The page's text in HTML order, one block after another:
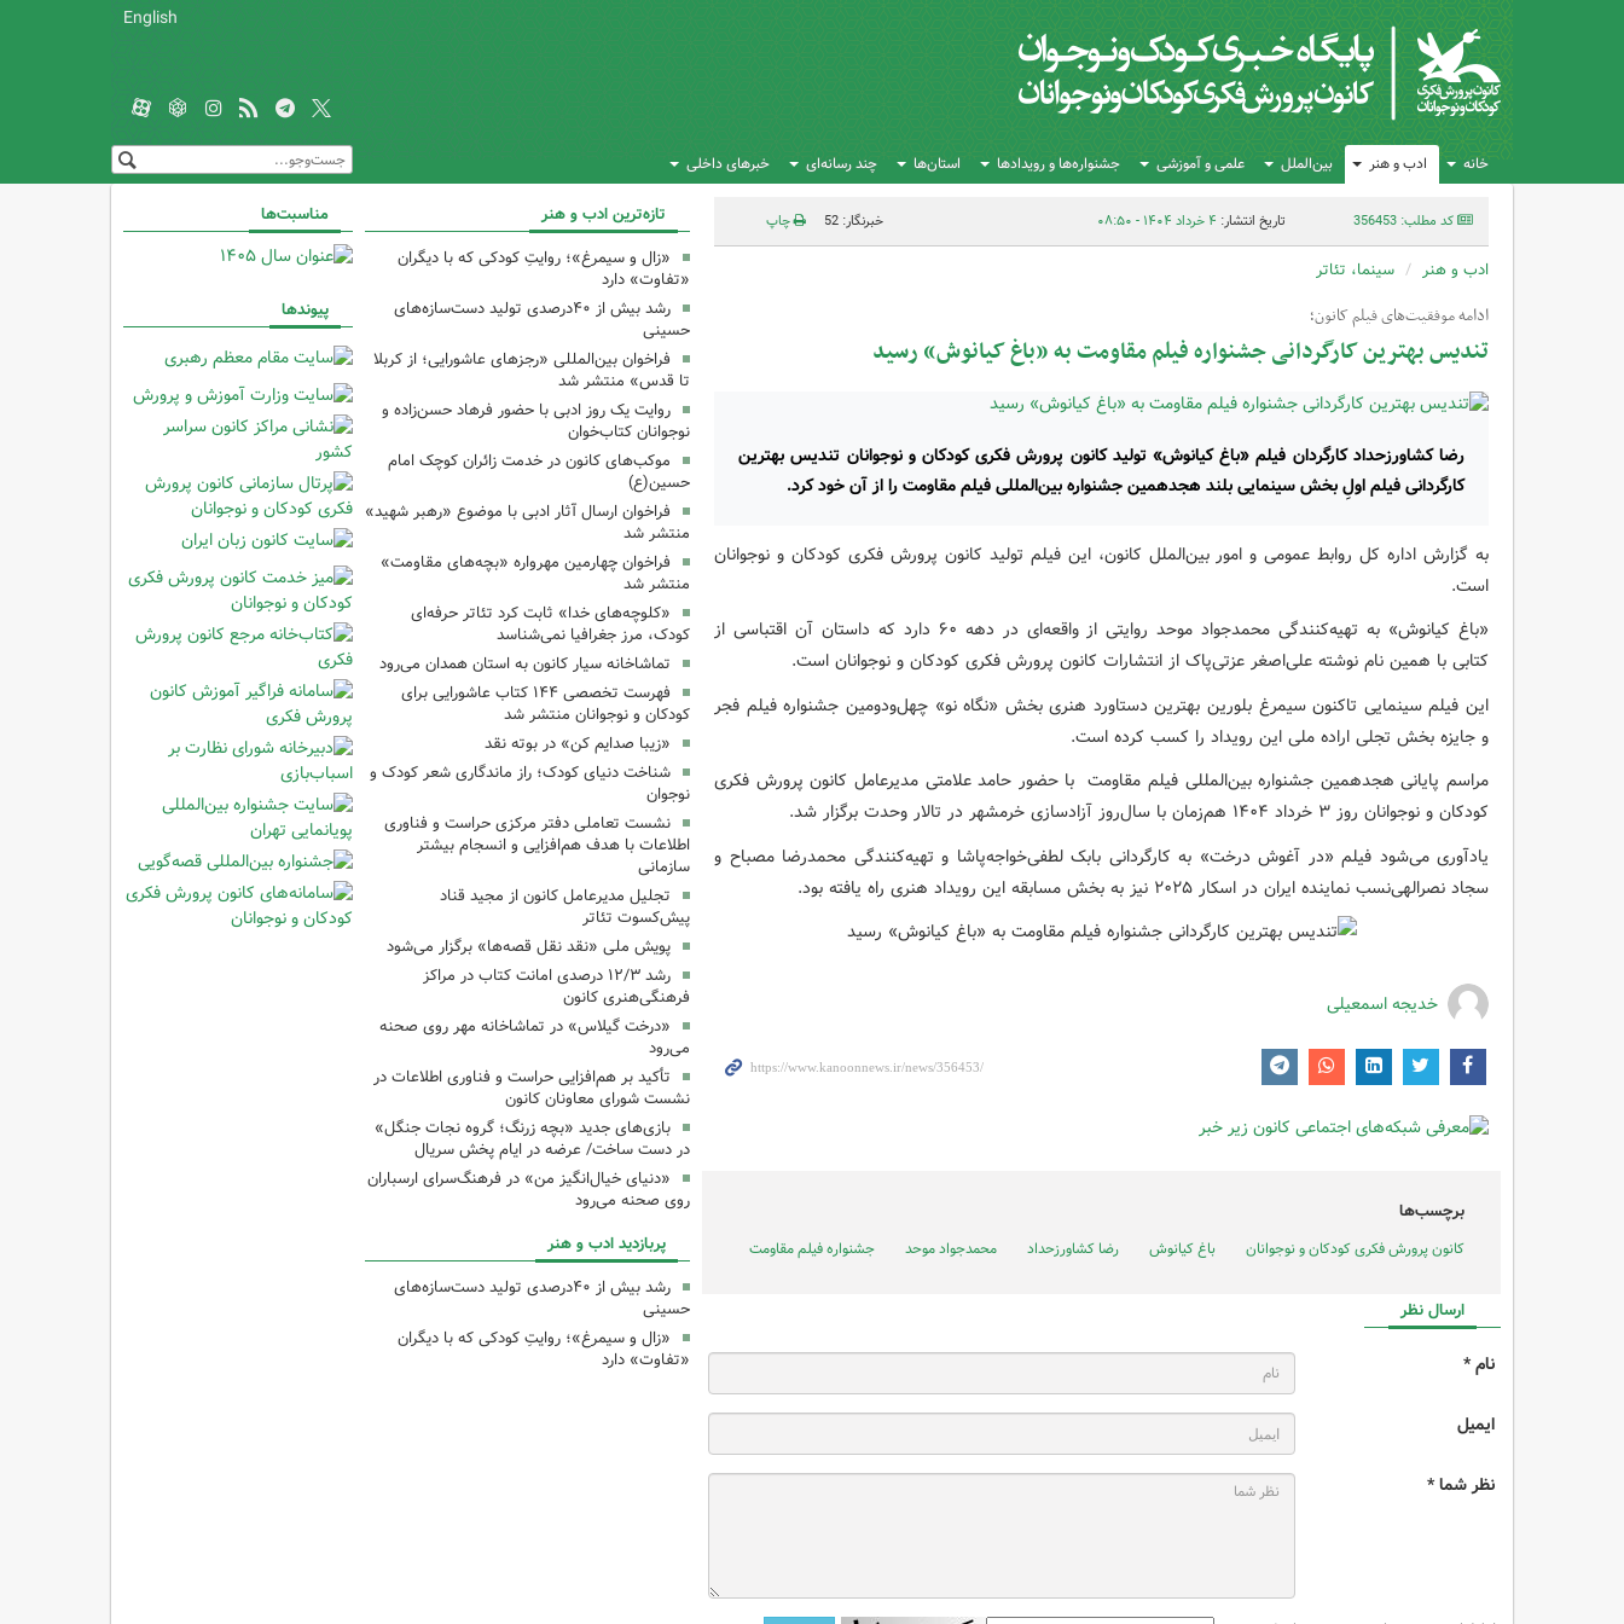
English
خانه ادب و هنر بین‌الملل علمی و آموزشی جشنواره‌ها و رویدادها استان‌ها چند رسانه‌ای خبرهای داخلی
کد مطلب: 356453 تاریخ انتشار: ۴ خرداد ۱۴۰۴ - ۰۸:۵۰ خبرنگار: 52 چاپ
ادب و هنر سینما، تئاتر
ادامه موفقیت‌های فیلم کانون؛
تندیس بهترین کارگردانی جشنواره فیلم مقاومت به «باغ کیانوش» رسید
رضا کشاورزحداد کارگردان فیلم «باغ کیانوش» تولید کانون پرورش فکری کودکان و نوجوانان تندیس بهترین
کارگردانی فیلم‌ اولِ بخش سینمایی بلند هجدهمین جشنواره بین‌المللی فیلم مقاومت را از آن خود کرد.
به گزارش اداره کل روابط عمومی و امور بین‌الملل کانون، این فیلم تولید کانون پرورش فکری کودکان و نوجوانان
است.
«باغ کیانوش» به تهیه‌کنندگی محمدجواد موحد روایتی از واقعه‌ای در دهه ۶۰ دارد که داستان آن اقتباسی از
کتابی با همین نام نوشته علی‌اصغر عزتی‌پاک از انتشارات کانون پرورش فکری کودکان و نوجوانان است.
این فیلم سینمایی تاکنون سیمرغ بلورین بهترین دستاورد هنری بخش «نگاه نو» چهل‌ودومین جشنواره فیلم فجر
و جایزه بخش تجلی اراده ملی این رویداد را کسب کرده است.
مراسم پایانی هجدهمین جشنواره بین‌المللی فیلم مقاومت با حضور حامد علامتی مدیرعامل کانون پرورش فکری
کودکان و نوجوانان روز ۳ خرداد ۱۴۰۴ هم‌زمان با سال‌روز آزادسازی خرمشهر در تالار وحدت برگزار شد.
یادآوری می‌شود فیلم «در آغوش درخت» به کارگردانی بابک لطفی‌خواجه‌پاشا و تهیه‌کنندگی محمدرضا مصباح و
سجاد نصرالهی‌نسب نماینده ایران در اسکار ۲۰۲۵ نیز به بخش مسابقه این رویداد هنری راه یافته بود.
خدیجه اسمعیلی
برچسب‌ها
کانون پرورش فکری کودکان و نوجوانان باغ کیانوش رضا کشاورزحداد محمدجواد موحد جشنواره فیلم مقاومت
ارسال نظر
نام *
ایمیل
نظر شما *
تازه‌ترین ادب و هنر
«زال و سیمرغ»؛ روایتِ کودکی که با دیگران
«تفاوت» دارد
رشد بیش از ۴۰درصدی تولید دست‌سازه‌های
حسینی
فراخوان بین‌المللی «رجزهای عاشورایی؛ از کربلا
تا قدس» منتشر شد
روایت یک روز ادبی با حضور فرهاد حسن‌زاده و
نوجوانان کتاب‌خوان
موکب‌های کانون در خدمت زائران کوچک امام
حسین(ع)
فراخوان ارسال آثار ادبی با موضوع «رهبر شهید»
منتشر شد
فراخوان چهارمین مهرواره «بچه‌های مقاومت»
منتشر شد
«کلوچه‌های خدا» ثابت کرد تئاتر حرفه‌ای
کودک، مرز جغرافیا نمی‌شناسد
تماشاخانه سیار کانون به استان همدان می‌رود
فهرست تخصصی ۱۴۴ کتاب عاشورایی برای
کودکان و نوجوانان منتشر شد
«زیبا صدایم کن» در بوته نقد
شناخت دنیای کودک؛ راز ماندگاری شعر کودک و
نوجوان
نشست تعاملی دفتر مرکزی حراست و فناوری
اطلاعات با هدف هم‌افزایی و انسجام بیشتر
سازمانی
تجلیل مدیرعامل کانون از مجید قناد
پیش‌کسوت تئاتر
پویش ملی «نقد نقل قصه‌ها» برگزار می‌شود
رشد ۱۲/۳ درصدی امانت کتاب در مراکز
فرهنگی‌هنری کانون
«درخت گیلاس» در تماشاخانه مهر روی صحنه
می‌رود
تأکید بر هم‌افزایی حراست و فناوری اطلاعات در
نشست شورای معاونان کانون
بازی‌های جدید «بچه زرنگ؛ گروه نجات جنگل»
در دست ساخت/ عرضه در ایام پخش سریال
«دنیای خیال‌انگیز من» در فرهنگ‌سرای ارسباران
روی صحنه می‌رود
پربازدید ادب و هنر
رشد بیش از ۴۰درصدی تولید دست‌سازه‌های
حسینی
«زال و سیمرغ»؛ روایتِ کودکی که با دیگران
«تفاوت» دارد
مناسبت‌ها
پیوندها